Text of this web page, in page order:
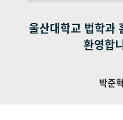
울산대학교 법학과
환영합
박준혁